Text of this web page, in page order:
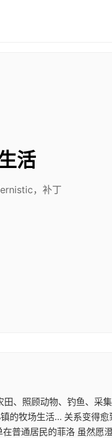
活
，补丁
、照顾动物、钓鱼、采
的牧场生活… 关系变得
普通居民的菲洛 虽然